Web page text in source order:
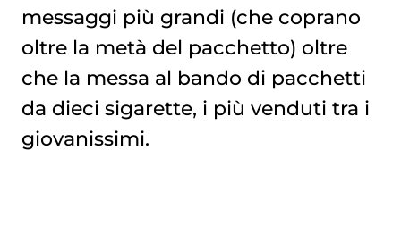
messaggi più grandi (che coprano
oltre la metà del pacchetto) oltre
che la messa al bando di pacchetti
da dieci sigarette, i più venduti tra i
giovanissimi.